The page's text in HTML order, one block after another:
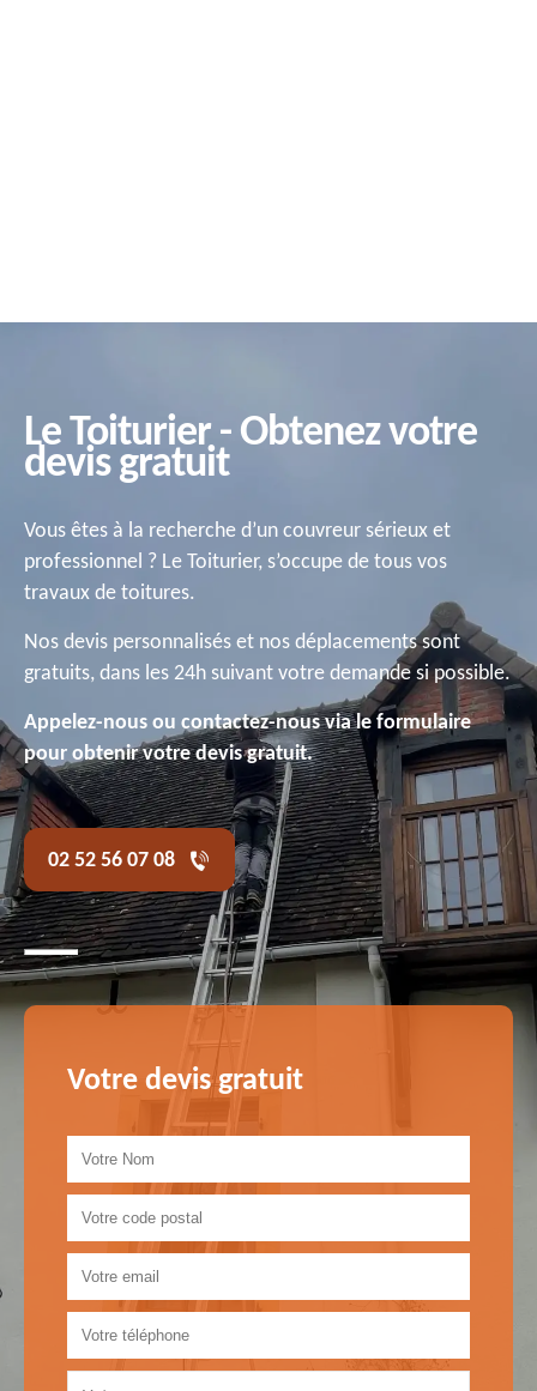
Le Toiturier - Obtenez votre
devis gratuit
Vous êtes à la recherche d’un couvreur sérieux et
professionnel ? Le Toiturier, s’occupe de tous vos
travaux de toitures.
Nos devis personnalisés et nos déplacements sont
gratuits, dans les 24h suivant votre demande si possible.
Appelez-nous ou contactez-nous via le formulaire
pour obtenir votre devis gratuit.
02 52 56 07 08
Votre devis gratuit